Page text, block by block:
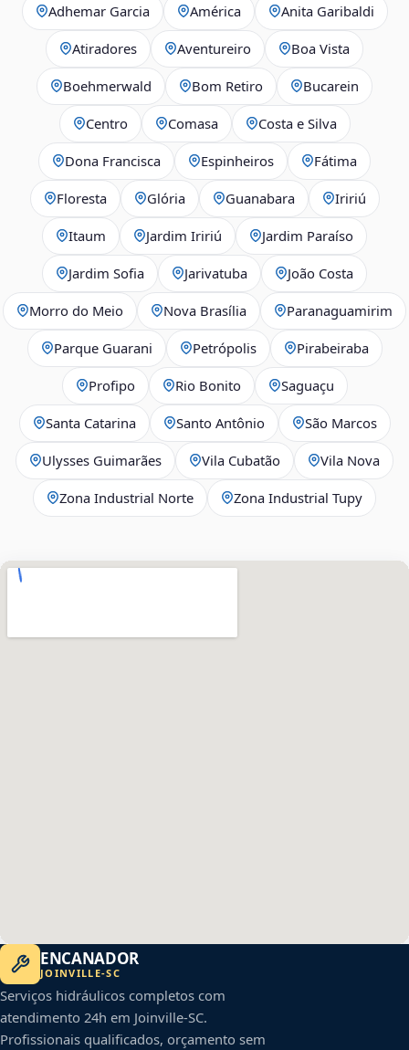
Adhemar Garcia América Anita Garibaldi
Atiradores Aventureiro Boa Vista
Boehmerwald Bom Retiro Bucarein
Centro Comasa Costa e Silva
Dona Francisca Espinheiros Fátima
Floresta Glória Guanabara Iririú
Itaum Jardim Iririú Jardim Paraíso
Jardim Sofia Jarivatuba João Costa
Morro do Meio Nova Brasília Paranaguamirim
Parque Guarani Petrópolis Pirabeiraba
Profipo Rio Bonito Saguaçu
Santa Catarina Santo Antônio São Marcos
Ulysses Guimarães Vila Cubatão Vila Nova
Zona Industrial Norte Zona Industrial Tupy
ENCANADOR
JOINVILLE-SC
Serviços hidráulicos completos com
atendimento 24h em Joinville-SC.
Profissionais qualificados, orçamento sem